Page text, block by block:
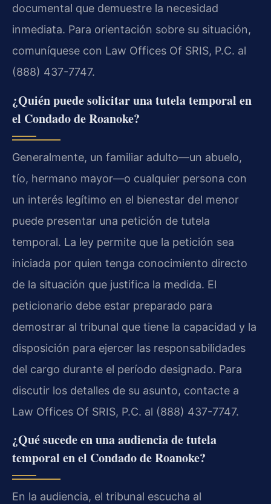
documental que demuestre la necesidad
inmediata. Para orientación sobre su situación,
comuníquese con Law Offices Of SRIS, P.C. al
(888) 437-7747.
¿Quién puede solicitar una tutela temporal en
el Condado de Roanoke?
Generalmente, un familiar adulto—un abuelo,
tío, hermano mayor—o cualquier persona con
un interés legítimo en el bienestar del menor
puede presentar una petición de tutela
temporal. La ley permite que la petición sea
iniciada por quien tenga conocimiento directo
de la situación que justifica la medida. El
peticionario debe estar preparado para
demostrar al tribunal que tiene la capacidad y la
disposición para ejercer las responsabilidades
del cargo durante el período designado. Para
discutir los detalles de su asunto, contacte a
Law Offices Of SRIS, P.C. al (888) 437-7747.
¿Qué sucede en una audiencia de tutela
temporal en el Condado de Roanoke?
En la audiencia, el tribunal escucha al